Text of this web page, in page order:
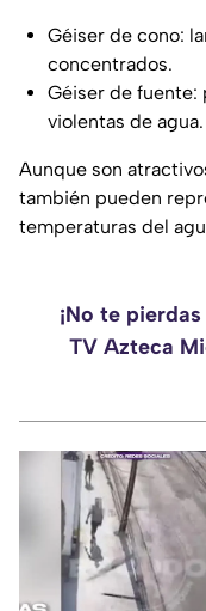
Géiser de cono:
concentrados.
Géiser de fuente:
violentas de agua.
Aunque son
también pueden
temperaturas del
¡No te
TV Azteca